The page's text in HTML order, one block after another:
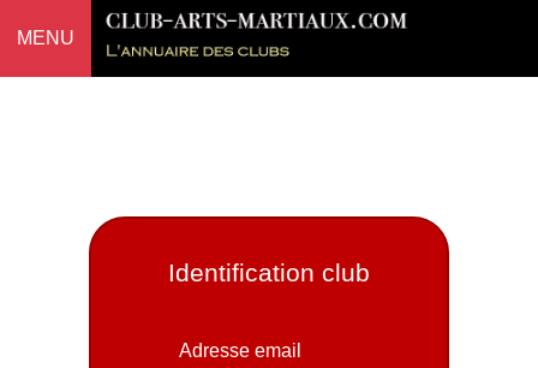
MENU
Identification club
Adresse email